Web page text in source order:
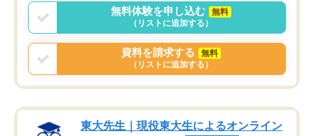
無料体験を申し込む
無料
（リストに追加する）
資料を請求する
無料
（リストに追加する）
東大先生｜現役東大生によるオンライン